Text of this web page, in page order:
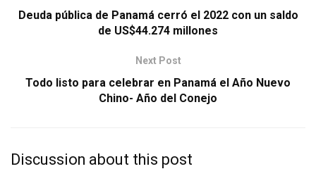
Deuda pública de Panamá cerró el 2022 con un saldo
de US$44.274 millones
Next Post
Todo listo para celebrar en Panamá el Año Nuevo
Chino- Año del Conejo
Discussion about this post